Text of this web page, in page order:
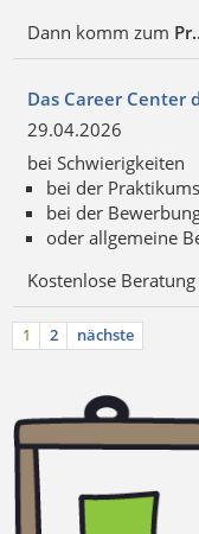
Dann komm zum
Details
Das Career Center
29.04.2026
bei Schwierigkeiten
bei der
bei der
oder allgemeine
Kostenlose
Details
1 2 nächste